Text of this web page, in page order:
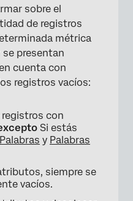
sobre el
de registros
métrica
presentan
cuenta con
registros vacíos:
con
Si estás
Palabras y Palabras
siempre se
vacíos.